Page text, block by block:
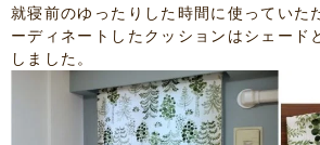
就寝前のゆったりした時間に使っていた
ーディネートしたクッションはシェード
しました。